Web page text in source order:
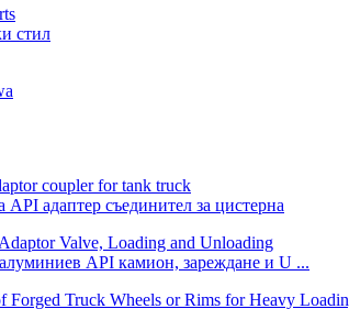
стил
адаптер съединител за цистерна
алуминиев API камион, зареждане и U ...